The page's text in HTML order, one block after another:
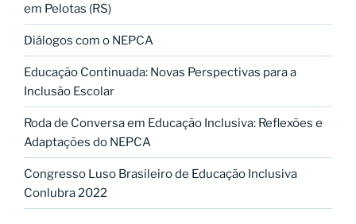
em Pelotas (RS)
Diálogos com o NEPCA
Educação Continuada: Novas Perspectivas para a
Inclusão Escolar
Roda de Conversa em Educação Inclusiva: Reflexões e
Adaptações do NEPCA
Congresso Luso Brasileiro de Educação Inclusiva
Conlubra 2022